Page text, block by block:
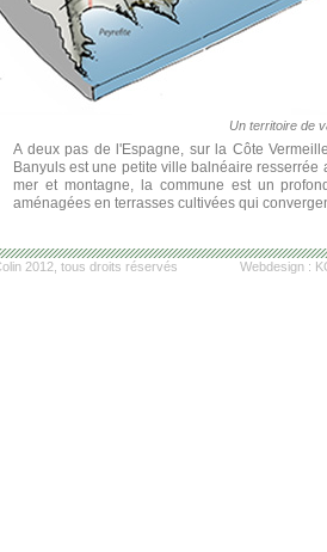
Un territoire de
A deux pas de l'Espagne, sur la Côte
Banyuls est une petite ville balnéaire resserrée
mer et montagne, la commune est un
aménagées en terrasses cultivées qui
2012, tous droits réservés Webdesign :